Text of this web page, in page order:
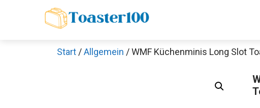
Start /Allgemein / WMF Küchenminis Long Slot